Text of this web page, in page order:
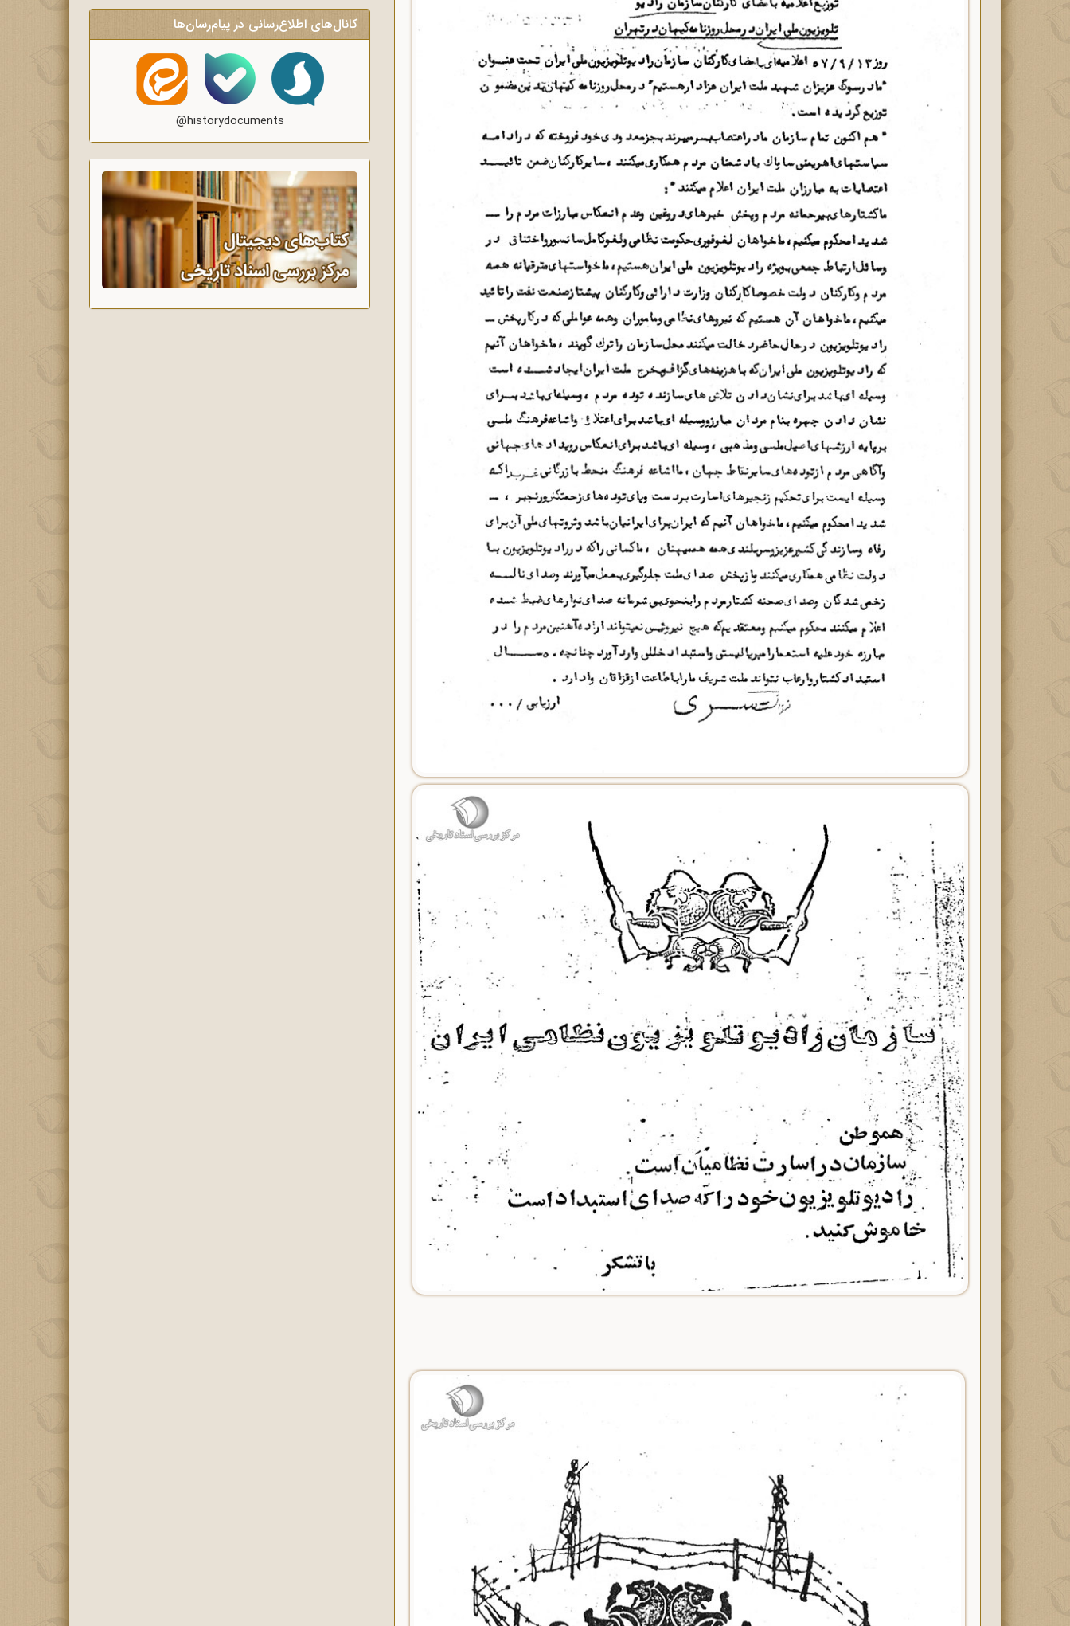
کانال‌های اطلاع‌رسانی در پیام‌رسان‌ها
@historydocuments